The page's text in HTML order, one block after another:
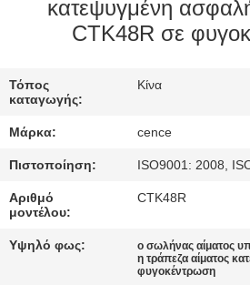
ΈΛΕΓΧΟΣ
ΠΟΙΌΤΗΤΑΣ
ΕΠΙΚΟΙΝΩΝΉΣΤΕ
ΜΑΖΊ
ΜΑΣ
ΕΙΔΉΣΕΙΣ
ΥΠΟΘΈΣΕΙΣ
κατεψυγμένη ασφαλή
CTK48R σε
Τόπος
καταγωγής:
Κίνα
Μάρκα: cence
Πιστοποίηση: ISO9001: 2008,
Αριθμό
μοντέλου:
CTK48R
Υψηλό φως: ο σωλήνας αίματος
η τράπεζα αίματος
φυγοκέντρωση